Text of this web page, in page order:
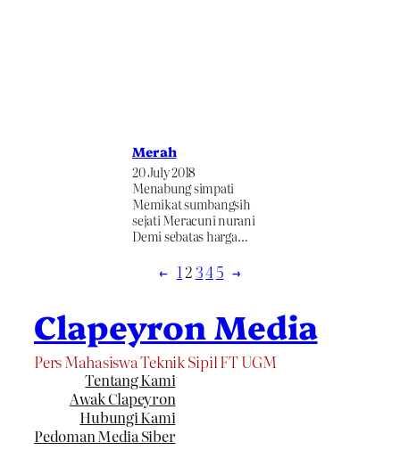
Merah
20 July 2018
Menabung simpati
Memikat sumbangsih
sejati Meracuni nurani
Demi sebatas harga…
← 12 345 →
Clapeyron Media
Pers Mahasiswa Teknik Sipil FT UGM
Tentang Kami
Awak Clapeyron
Hubungi Kami
Pedoman Media Siber